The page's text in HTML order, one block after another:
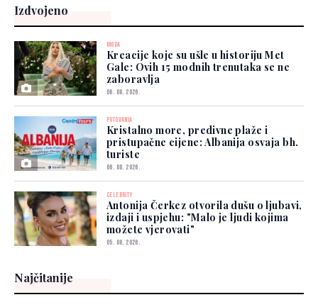
Izdvojeno
MODA
Kreacije koje su ušle u historiju Met
Gale: Ovih 15 modnih trenutaka se ne
zaboravlja
06. 08. 2026.
PUTOVANJA
Kristalno more, predivne plaže i
pristupačne cijene: Albanija osvaja bh.
turiste
06. 08. 2026.
CELEBRITY
Antonija Čerkez otvorila dušu o ljubavi,
izdaji i uspjehu: "Malo je ljudi kojima
možete vjerovati"
05. 08. 2026.
Najčitanije